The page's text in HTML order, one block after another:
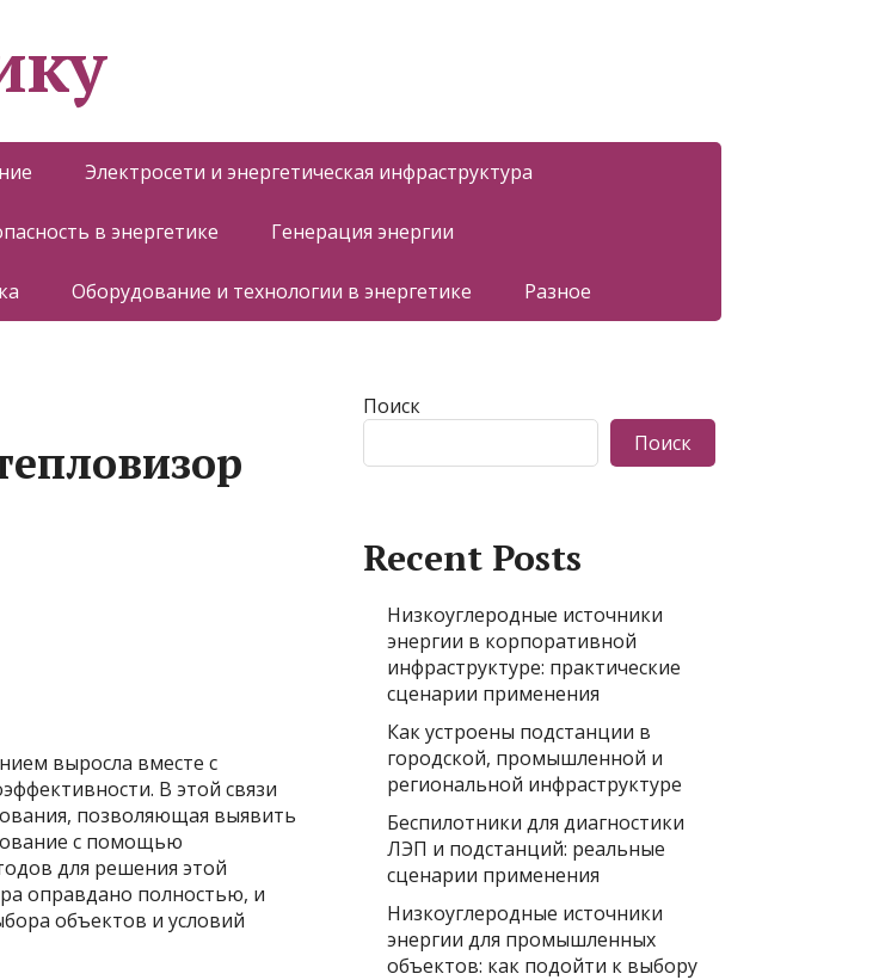
Электросети и энергетическая инфраструктура
в энергетике Генерация энергии
Оборудование и технологии в энергетике Разное
выросла вместе с
В этой связи
позволяющая выявить
с помощью
для решения этой
оправдано полностью, и
объектов и условий
Поиск
Поиск
Recent Posts
Низкоуглеродные источники
энергии в корпоративной
инфраструктуре: практические
сценарии применения
Как устроены подстанции в
городской, промышленной и
региональной инфраструктуре
Беспилотники для диагностики
ЛЭП и подстанций: реальные
сценарии применения
Низкоуглеродные источники
энергии для промышленных
объектов: как подойти к выбору